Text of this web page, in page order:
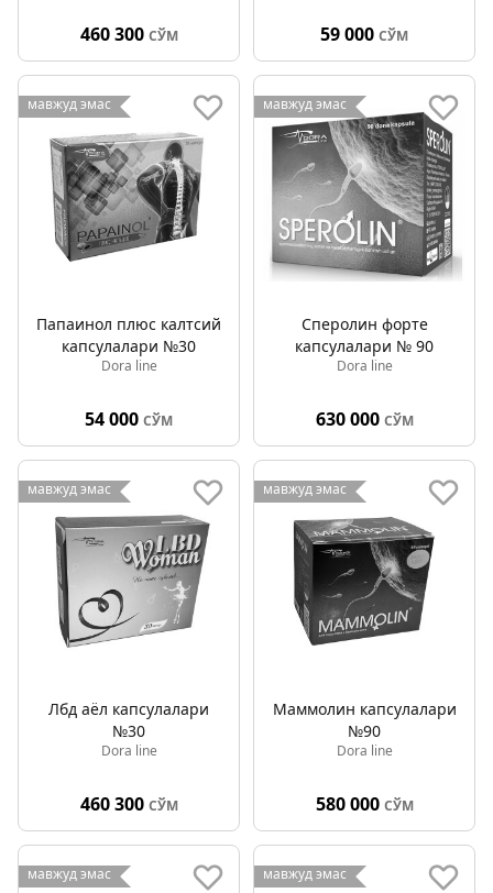
460 300 СЎМ 59 000 СЎМ
мавжуд эмас
Папаинол плюс калтсий
капсулалари №30
Dora line
54 000 СЎМ
мавжуд эмас
Сперолин форте
капсулалари № 90
Dora line
630 000 СЎМ
мавжуд эмас
Лбд аёл капсулалари
№30
Dora line
460 300 СЎМ
мавжуд эмас
Маммолин капсулалари
№90
Dora line
580 000 СЎМ
мавжуд эмас мавжуд эмас